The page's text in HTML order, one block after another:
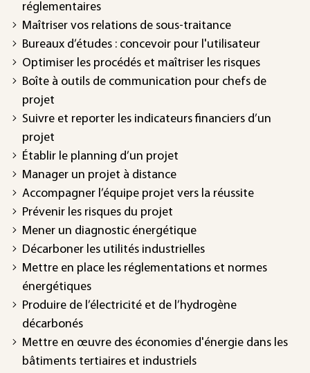
réglementaires
Maîtriser vos relations de sous-traitance
Bureaux d’études : concevoir pour l'utilisateur
Optimiser les procédés et maîtriser les risques
Boîte à outils de communication pour chefs de
projet
Suivre et reporter les indicateurs financiers d’un
projet
Établir le planning d’un projet
Manager un projet à distance
Accompagner l’équipe projet vers la réussite
Prévenir les risques du projet
Mener un diagnostic énergétique
Décarboner les utilités industrielles
Mettre en place les réglementations et normes
énergétiques
Produire de l’électricité et de l’hydrogène
décarbonés
Mettre en œuvre des économies d'énergie dans les
bâtiments tertiaires et industriels